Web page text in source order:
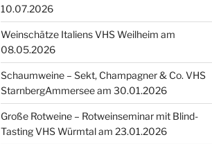
10.07.2026
Weinschätze Italiens VHS Weilheim am
08.05.2026
Schaumweine – Sekt, Champagner & Co. VHS
StarnbergAmmersee am 30.01.2026
Große Rotweine – Rotweinseminar mit Blind-
Tasting VHS Würmtal am 23.01.2026